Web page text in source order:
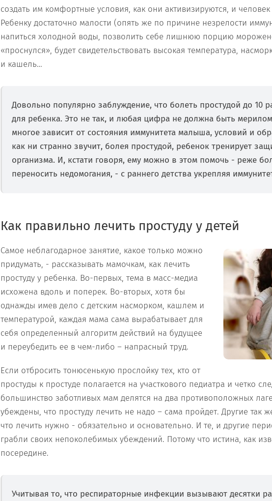
создать им комфортные условия, как они активизируются, и
Ребенку достаточно малости (опять же по причине незрелости
напиться холодной воды, позволить себе лишнюю порцию
«проснулся», будет свидетельствовать высокая температура,
и кашель…
Довольно популярно заблуждение, что болеть простудой до 10
для ребенка. Это не так, и любая цифра не должна быть
многое зависит от состояния иммунитета малыша, условий и
как ни странно звучит, болея простудой, ребенок тренирует
организма. И, кстати говоря, ему можно в этом помочь - реже
переносить недомогания, - с раннего детства укрепляя
Как правильно лечить простуду у детей
Самое неблагодарное занятие, какое только можно
придумать, - рассказывать мамочкам, как лечить
простуду у ребенка. Во-первых, тема в масс-медиа
исхожена вдоль и поперек. Во-вторых, хотя бы
однажды имев дело с детским насморком, кашлем и
температурой, каждая мама сама вырабатывает для
себя определенный алгоритм действий на будущее
и переубедить ее в чем-либо – напрасный труд.
Если отбросить тонюсенькую прослойку тех, кто от
простуды к простуде полагается на участкового педиатра и четко
большинство заботливых мам делятся на два противоположных
убеждены, что простуду лечить не надо – сама пройдет. Другие так
что лечить нужно - обязательно и основательно. И те, и другие
грабли своих непоколебимых убеждений. Потому что истина, как
посередине.
Учитывая то, что респираторные инфекции вызывают десятки